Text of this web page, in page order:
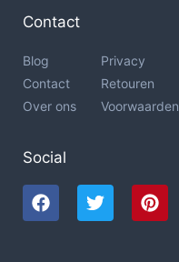
Contact
Blog
Contact
Over ons
Privacy
Retouren
Voorwaarden
Social